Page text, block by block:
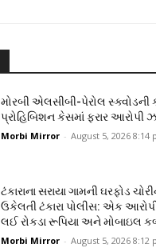
મોરબી એલસીબી-પેરોલ સ્ક્વોડની
પ્રોહિબિશન કેસમાં ફરાર આરોપી
Morbi Mirror - August 5, 2026 8:14
ટંકારાના સરાયા ગામની ઘરફોડ
ઉકેલતી ટંકારા પોલીસ: એક
લઈ રોકડા રૂપિયા અને મોબાઇલ
Morbi Mirror - August 5, 2026 8:12